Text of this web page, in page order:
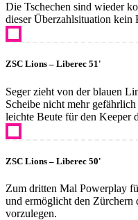
Die Tschechen sind wieder
dieser Überzahlsituation kein
ZSC Lions – Liberec 51'
Seger zieht von der blauen
Scheibe nicht mehr
leichte Beute für den Keeper
ZSC Lions – Liberec 50'
Zum dritten Mal Powerplay
und ermöglicht den Zürchern
vorzulegen.